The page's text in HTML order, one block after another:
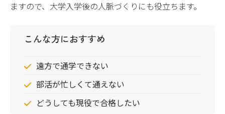
ますので、大学入学後の人脈づくりにも役立ちます。
こんな方におすすめ
遠方で通学できない
部活が忙しくて通えない
どうしても現役で合格したい